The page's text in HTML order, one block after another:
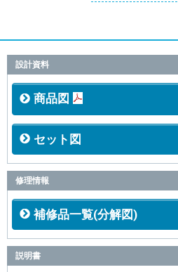
設計資料
商品図
セット図
修理情報
補修品一覧(分解図)
説明書